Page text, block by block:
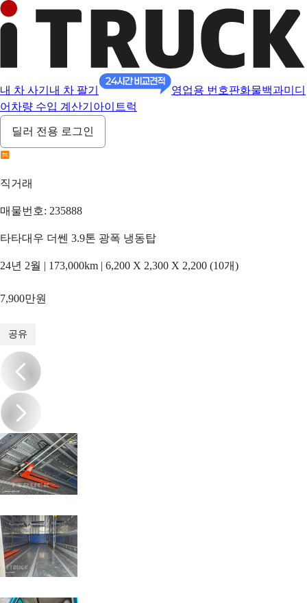
내 차 사기 내 차 팔기 영업용 번호판화물백과미디
어 차량 수입 계산기 아이트럭
딜러 전용 로그인
직거래
매물번호: 235888
타타대우 더쎈 3.9톤 광폭 냉동탑
24년 2월 | 173,000km | 6,200 X 2,300 X 2,200 (10개)
7,900만원
공유
/16